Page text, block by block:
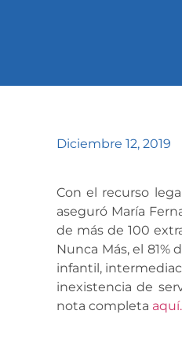
Diciembre 12, 2019
Con el recurso
aseguró María
de más de 100
Nunca Más, el
infantil,
inexistencia de
nota completa aquí.